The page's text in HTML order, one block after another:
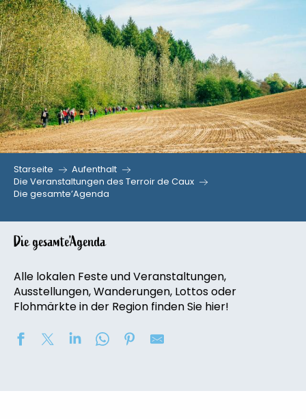
Aller
au
contenu
principal
Starseite
Aufenthalt
Die Veranstaltungen des Terroir de Caux
Die gesamte’Agenda
Die gesamte’Agenda
Alle lokalen Feste und Veranstaltungen,
Ausstellungen, Wanderungen, Lottos oder
Flohmärkte in der Region finden Sie hier!